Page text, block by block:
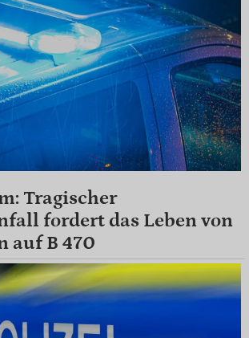
Tragischer
fordert das Leben von
auf B 470